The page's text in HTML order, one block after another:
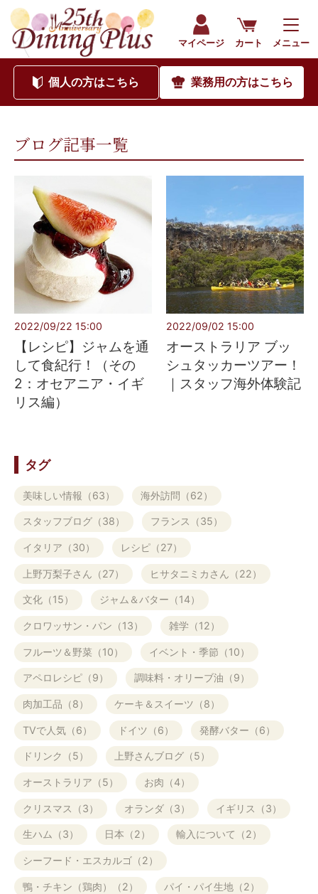
マイページ カート メニュー
個人の方はこちら 業務用の方はこちら
ブログ記事一覧
2022/09/22 15:00
【レシピ】ジャムを通
して食紀行！（その
2：オセアニア・イギ
リス編）
2022/09/02 15:00
オーストラリア ブッ
シュタッカーツアー！
｜スタッフ海外体験記
タグ
美味しい情報（63） 海外訪問（62）
スタッフブログ（38） フランス（35）
イタリア（30） レシピ（27）
上野万梨子さん（27） ヒサタニミカさん（22）
文化（15） ジャム＆バター（14）
クロワッサン・パン（13） 雑学（12）
フルーツ＆野菜（10） イベント・季節（10）
アペロレシピ（9） 調味料・オリーブ油（9）
肉加工品（8） ケーキ＆スイーツ（8）
TVで人気（6） ドイツ（6） 発酵バター（6）
ドリンク（5） 上野さんブログ（5）
オーストラリア（5） お肉（4）
クリスマス（3） オランダ（3） イギリス（3）
生ハム（3） 日本（2） 輸入について（2）
シーフード・エスカルゴ（2）
鴨・チキン（鶏肉）（2） パイ・パイ生地（2）